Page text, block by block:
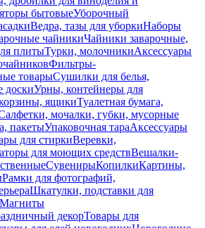
бытовыеУборочный
Ведра, тазы для уборкиНаборы
чайникиЧайники заварочные,
плитыТурки, молочникиАксессуары
Фильтры-
товарыСушилки для белья,
доскиУрны, контейнеры для
ящикиТуалетная бумага,
мочалки, губки, мусорные
пакетыУпаковочная тараАксессуары
для стиркиВеревки,
для моющих средствВешалки-
СувенирыКопилкиКартины,
Рамки для фотографий,
Шкатулки, подставки для
Магниты
декорТовары для